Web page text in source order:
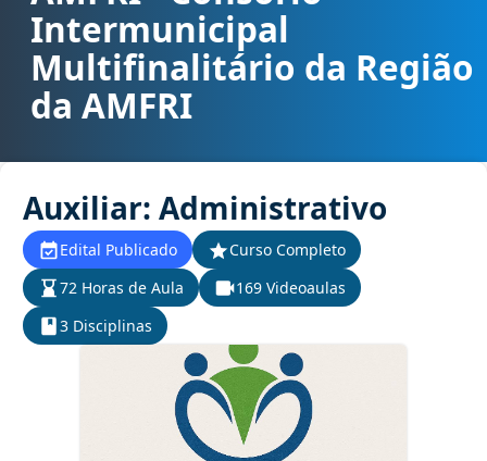
Intermunicipal
Multifinalitário da Região
da AMFRI
Auxiliar: Administrativo
Edital Publicado
Curso Completo
72 Horas de Aula
169 Videoaulas
3 Disciplinas